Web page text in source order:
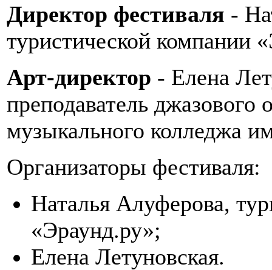
Директор фестиваля -
туристической компании
Арт-директор - Елена
преподаватель джазового
музыкального колледжа
Организаторы фестиваля:
Наталья Алуферова,
«Эраунд.ру»;
Елена Летуновская.